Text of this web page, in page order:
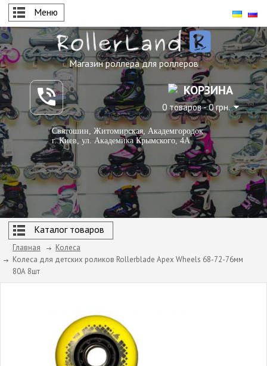
Меню
Магазин роллера для роллеров
КОРЗИНА
0 товаров - 0 грн.
Святошин, Житомирская, Академгородок
г. Киев, ул. Академика Крымского, 4А
Каталог товаров
Главная
Колеса
Колеса для детских роликов Rollerblade Apex Wheels 68-72-76мм
80А 8шт